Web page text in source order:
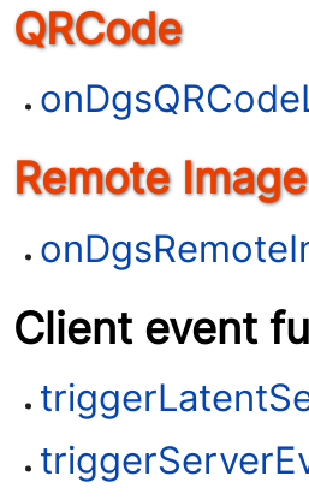
QRCode
Remote Image
Client event